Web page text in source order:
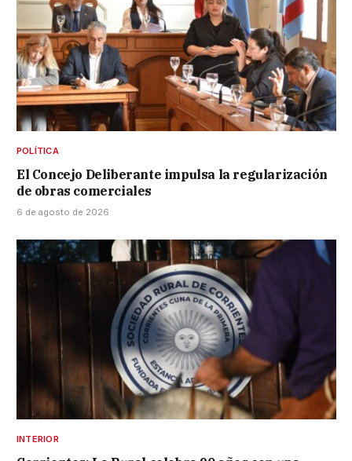
POLÍTICA
El Concejo Deliberante impulsa la regularización
de obras comerciales
6 de agosto de 2026
INTERIOR